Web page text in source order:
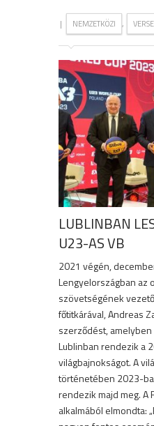
| NEMZETKÖZI ,
LUBLINBAN
U23-AS VB
2021 végén,
Lengyelországban az
szövetségének
főtitkárával, Andreas
szerződést,
Lublinban rendezik a
világbajnokságot. A
történetében 2023-
rendezik majd meg. A
alkalmából elmondta: